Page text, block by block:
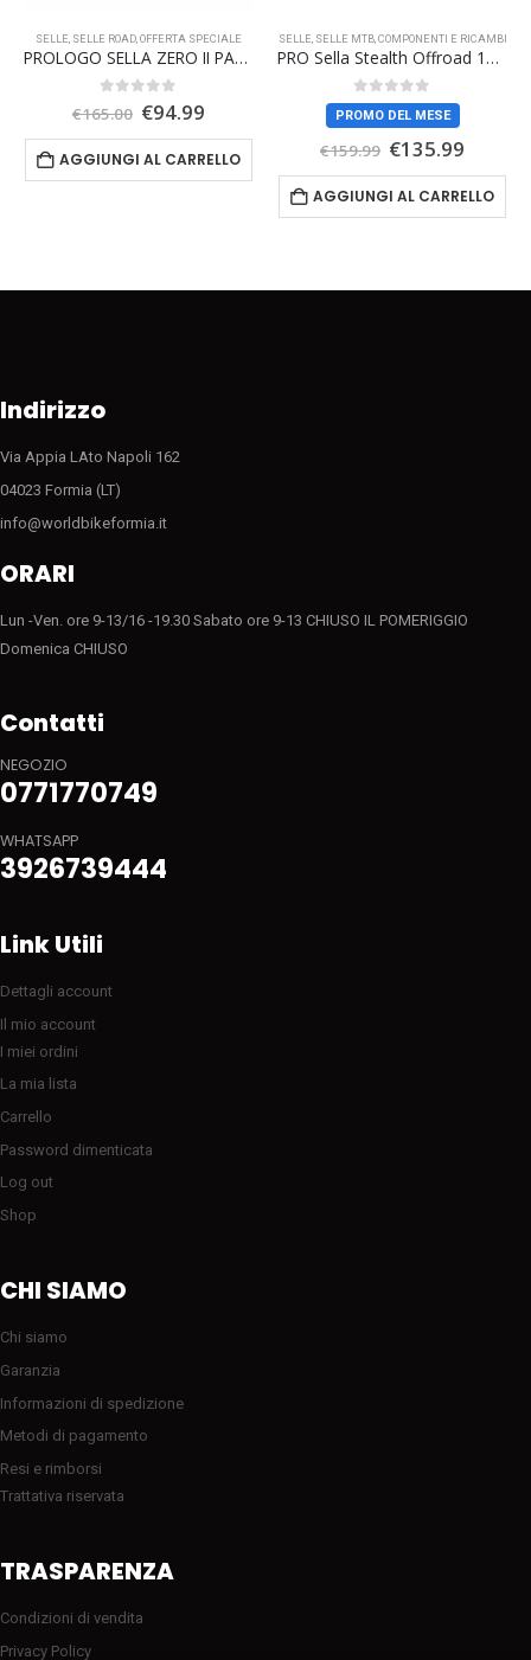
SELLE, SELLE ROAD,OFFERTA SPECIALE
PROLOGO SELLA ZERO II PAS CPC
Su 5
€165.00 Il
originale
era:
€165.00.
€94.99Il
attuale
è:
€94.99.
AGGIUNGI AL CARRELLO
SELLE, SELLE MTB,COMPONENTI E RICAMBI
PRO Sella Stealth Offroad 142mm
0Su 5
PROMO DEL MESE
€159.99 Il
originale
era:
€159.99.
€135.99Il
è:
AGGIUNGI AL CARRELLO
Indirizzo
Via Appia LAto Napoli 162
04023 Formia (LT)
info@worldbikeformia.it
ORARI
Lun -Ven. ore 9-13/16 -19.30 Sabato ore 9-13 CHIUSO IL POMERIGGIO
Domenica CHIUSO
Contatti
NEGOZIO
0771770749
WHATSAPP
3926739444
Link Utili
Dettagli account
Il mio account
I miei ordini
La mia lista
Carrello
Password dimenticata
Log out
Shop
CHI SIAMO
Chi siamo
Garanzia
Informazioni di spedizione
Metodi di pagamento
Resi e rimborsi
Trattativa riservata
TRASPARENZA
Condizioni di vendita
Privacy Policy